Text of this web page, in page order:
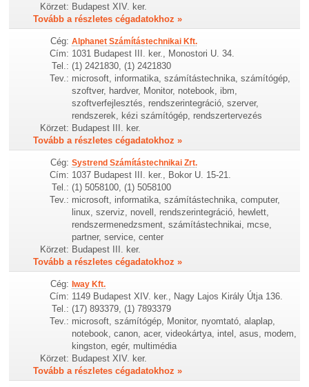
Körzet: Budapest XIV. ker.
Tovább a részletes cégadatokhoz »
Cég: Alphanet Számítástechnikai Kft.
Cím: 1031 Budapest III. ker., Monostori U. 34.
Tel.: (1) 2421830, (1) 2421830
Tev.: microsoft, informatika, számítástechnika, számítógép,
szoftver, hardver, Monitor, notebook, ibm,
szoftverfejlesztés, rendszerintegráció, szerver,
rendszerek, kézi számítógép, rendszertervezés
Körzet: Budapest III. ker.
Tovább a részletes cégadatokhoz »
Cég: Systrend Számítástechnikai Zrt.
Cím: 1037 Budapest III. ker., Bokor U. 15-21.
Tel.: (1) 5058100, (1) 5058100
Tev.: microsoft, informatika, számítástechnika, computer,
linux, szerviz, novell, rendszerintegráció, hewlett,
rendszermenedzsment, számítástechnikai, mcse,
partner, service, center
Körzet: Budapest III. ker.
Tovább a részletes cégadatokhoz »
Cég: Iway Kft.
Cím: 1149 Budapest XIV. ker., Nagy Lajos Király Útja 136.
Tel.: (17) 893379, (1) 7893379
Tev.: microsoft, számítógép, Monitor, nyomtató, alaplap,
notebook, canon, acer, videokártya, intel, asus, modem,
kingston, egér, multimédia
Körzet: Budapest XIV. ker.
Tovább a részletes cégadatokhoz »